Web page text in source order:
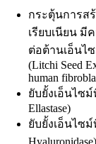
กระตุ้นการส
เรียบเนียน มี
ต่อต้านเอ็นไ
(Litchi Seed
human
ยับยั้งเอ็นไซ
Ellastase)
ยับยั้งเอ็นไซ